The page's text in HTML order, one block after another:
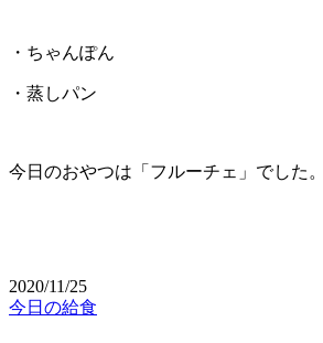
・ちゃんぽん
・蒸しパン
今日のおやつは「フルーチェ」でした。
2020/11/25
今日の給食